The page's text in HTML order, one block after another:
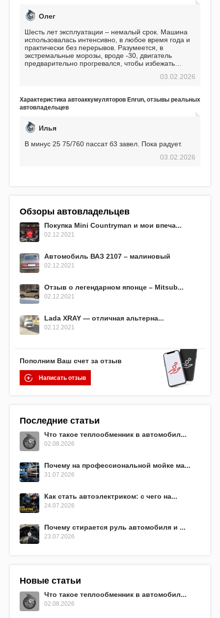
Олег
Шесть лет эксплуатации – немалый срок. Машина
использовалась интенсивно, в любое время года и
практически без перерывов. Разумеется, в
экстремальные морозы, вроде -30, двигатель
предварительно прогревался, чтобы избежать
использования не было ни единой поломки,
EFB 75. Судя по характеристикам, он даже
превосходит предыдущую модель.
03.02.2026
Характеристика автоаккумуляторов Enrun, отзывы реальных
автовладельцев
Илья
В минус 25 75/760 пассат б3 завел. Пока радует.
03.02.2026
Обзоры автовладельцев
Покупка Mini Countryman и мои впеча...
02.12.2021
Автомобиль ВАЗ 2107 – малиновый
02.12.2021
Отзыв о легендарном японце – Mitsub...
02.12.2021
Lada XRAY — отличная альтерна...
02.12.2021
Пополним Ваш счет за отзыв
Написать отзыв
Последние статьи
Что такое теплообменник в автомобил...
02.08.2026
Почему на профессиональной мойке ма...
31.07.2026
Как стать автоэлектриком: с чего на...
24.07.2026
Почему стирается руль автомобиля и ...
23.07.2026
Новые статьи
Что такое теплообменник в автомобил...
02.08.2026